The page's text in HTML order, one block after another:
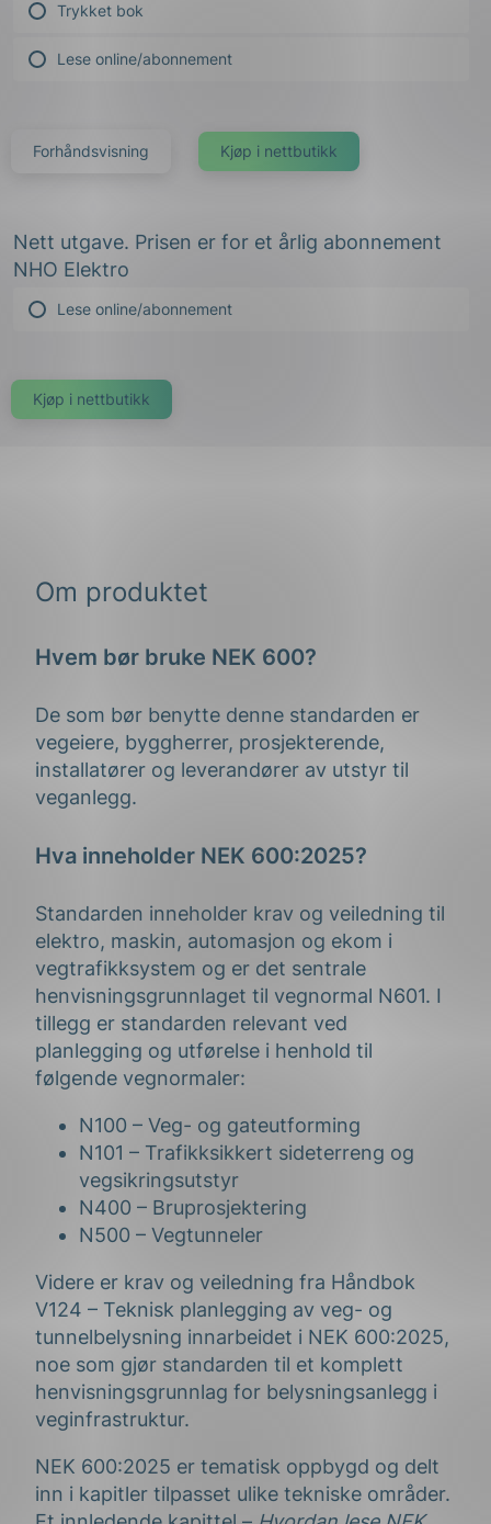
Trykket bok
Lese online/abonnement
Forhåndsvisning
Nett utgave. Prisen er for et årlig abonnement
NHO Elektro
Lese online/abonnement
Om produktet
Hvem bør bruke NEK 600?
De som bør benytte denne standarden er
vegeiere, byggherrer, prosjekterende,
installatører og leverandører av utstyr til
veganlegg.
Hva inneholder NEK 600:2025?
Standarden inneholder krav og veiledning til
elektro, maskin, automasjon og ekom i
vegtrafikksystem og er det sentrale
henvisningsgrunnlaget til vegnormal N601. I
tillegg er standarden relevant ved
planlegging og utførelse i henhold til
følgende vegnormaler:
N100 – Veg- og gateutforming
N101 – Trafikksikkert sideterreng og
vegsikringsutstyr
N400 – Bruprosjektering
N500 – Vegtunneler
Videre er krav og veiledning fra Håndbok
V124 – Teknisk planlegging av veg- og
tunnelbelysning innarbeidet i NEK 600:2025,
noe som gjør standarden til et komplett
henvisningsgrunnlag for belysningsanlegg i
veginfrastruktur.
NEK 600:2025 er tematisk oppbygd og delt
inn i kapitler tilpasset ulike tekniske områder.